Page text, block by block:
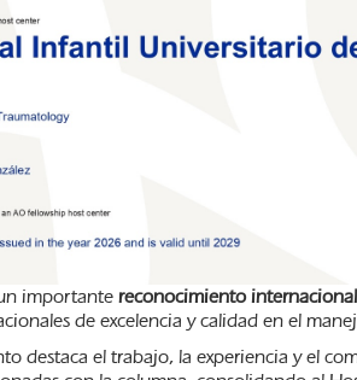
importante reconocimiento internacional
de excelencia y calidad en el
destaca el trabajo, la experiencia y el